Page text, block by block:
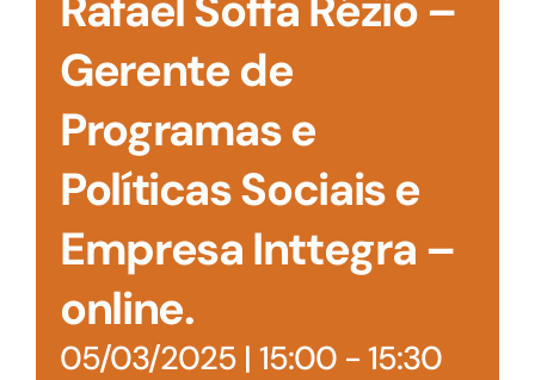
Gerente de
Programas e
Políticas Sociais e
Empresa Inttegra –
online.
05/03/2025 | 15:00- 15:30